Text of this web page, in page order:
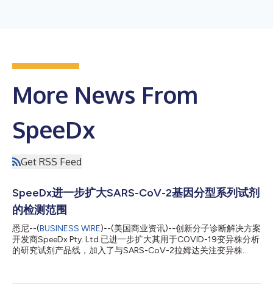
More News From
SpeeDx
Get RSS Feed
SpeeDx进一步扩大SARS-CoV-2基因分型系列试剂
的检测范围
悉尼--(BUSINESS WIRE)--(美国商业资讯)--创新分子诊断解决方案
开发商SpeeDx Pty. Ltd.已进一步扩大其用于COVID-19变异株分析
的研究试剂产品线，加入了与SARS-CoV-2拉姆达关注变异株
复用技术，自7月上市以来迅速扩大。该产品套件可单独或联合使